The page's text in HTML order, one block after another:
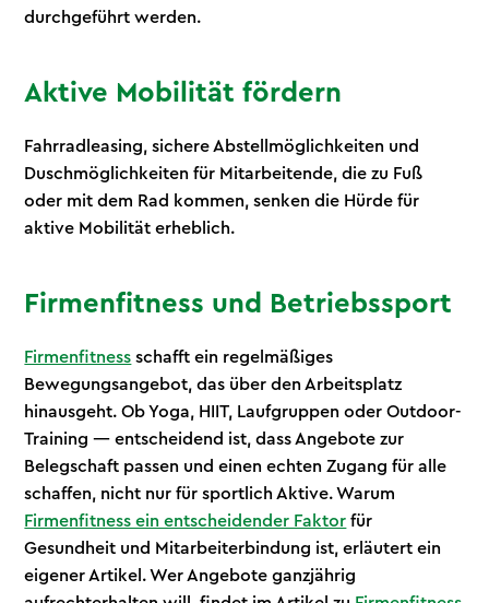
durchgeführt werden.
Aktive Mobilität fördern
Fahrradleasing, sichere Abstellmöglichkeiten und
Duschmöglichkeiten für Mitarbeitende, die zu Fuß
oder mit dem Rad kommen, senken die Hürde für
aktive Mobilität erheblich.
Firmenfitness und Betriebssport
Firmenfitness schafft ein regelmäßiges
Bewegungsangebot, das über den Arbeitsplatz
hinausgeht. Ob Yoga, HIIT, Laufgruppen oder Outdoor-
Training — entscheidend ist, dass Angebote zur
Belegschaft passen und einen echten Zugang für alle
schaffen, nicht nur für sportlich Aktive. Warum
Firmenfitness ein entscheidender Faktor für
Gesundheit und Mitarbeiterbindung ist, erläutert ein
eigener Artikel. Wer Angebote ganzjährig